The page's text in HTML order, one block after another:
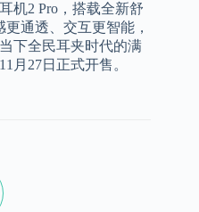
机2 Pro，搭载全新舒
通透、交互更智能，
下全民耳夹时代的满
月27日正式开售。